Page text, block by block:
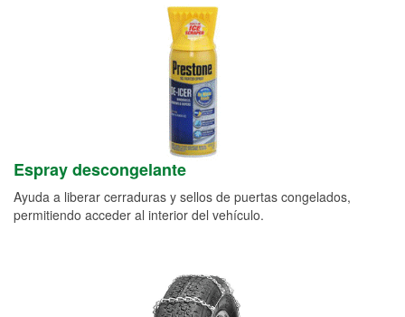
Espray descongelante
Ayuda a liberar cerraduras y sellos de puertas congelados,
permitiendo acceder al interior del vehículo.